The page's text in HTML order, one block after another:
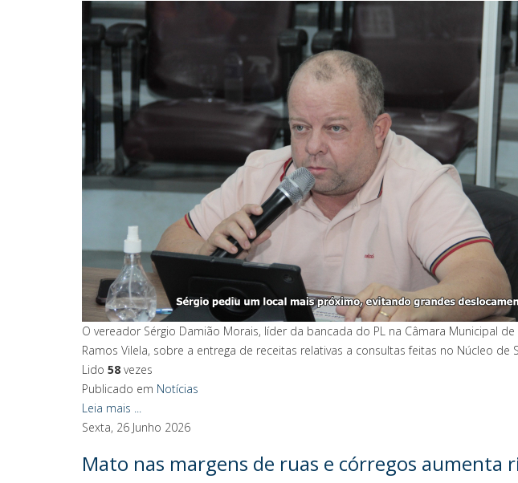
O vereador Sérgio Damião Morais, líder da bancada do PL na Câmara Municipal
Ramos Vilela, sobre a entrega de receitas relativas a consultas feitas no Núcleo
Lido 58 vezes
Publicado em Notícias
Leia mais ...
Sexta, 26 Junho 2026
Mato nas margens de ruas e córregos aumenta